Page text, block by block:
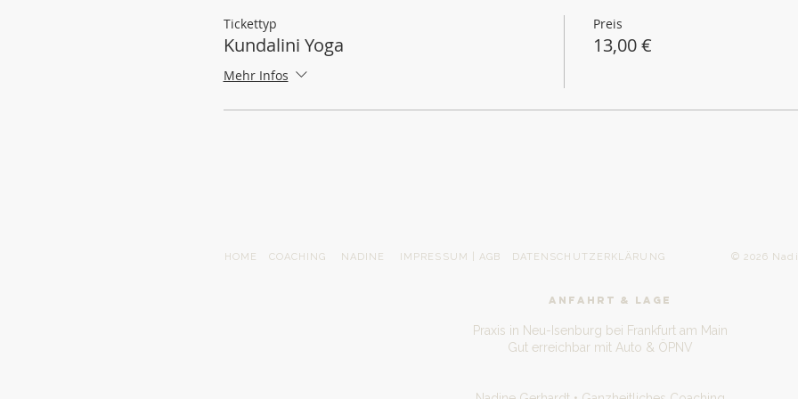
Tickettyp
Kundalini Yoga
Mehr Infos
Preis
13,00 €
HOME COACHING NADINE IMPRESSUM | AGB DATENSCHUTZERKLÄRUNG © 2026 Nadine
Praxis in Neu-Isenburg bei Frankfurt am Main
Gut erreichbar mit Auto & ÖPNV
ANFAHRT & LAGE